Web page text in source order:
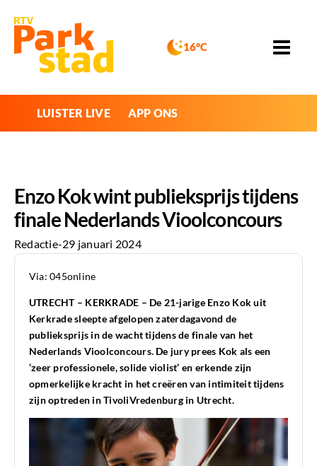
16°C
LUISTER LIVE APP ONS
Enzo Kok wint publieksprijs tijdens
finale Nederlands Vioolconcours
Redactie-29 januari 2024
Via: 045online
UTRECHT – KERKRADE – De 21-jarige Enzo Kok uit
Kerkrade sleepte afgelopen zaterdagavond de
publieksprijs in de wacht tijdens de finale van het
Nederlands Vioolconcours. De jury prees Kok als een
‘zeer professionele, solide violist’ en erkende zijn
opmerkelijke kracht in het creëren van intimiteit tijdens
zijn optreden in TivoliVredenburg in Utrecht.